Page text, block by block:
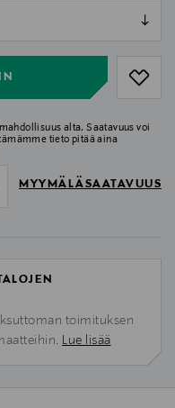
alta. Saatavuus voi
tieto pitää aina
MYYMÄLÄSAATAVUUS
toimituksen
Lue lisää